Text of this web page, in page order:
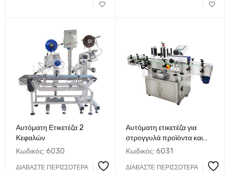
Αυτόματη Ετικετέζα 2
Κεφαλών
Κωδικός: 6030
ΔΙΑΒΆΣΤΕ ΠΕΡΙΣΣΌΤΕΡΑ
Αυτόματη ετικετέζα για
στρογγυλά προϊόντα και
βάζα
Κωδικός: 6031
ΔΙΑΒΆΣΤΕ ΠΕΡΙΣΣΌΤΕΡΑ